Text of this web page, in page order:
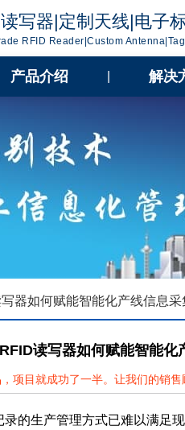
写器|定制天线|电子
RFID Reader|Custom Antenna|Tag
产品介绍 解决
器如何赋能智能化产线信息采
读写器如何赋能智能化
项目就成功了一半。让我们的销售
的生产管理方式已难以满足